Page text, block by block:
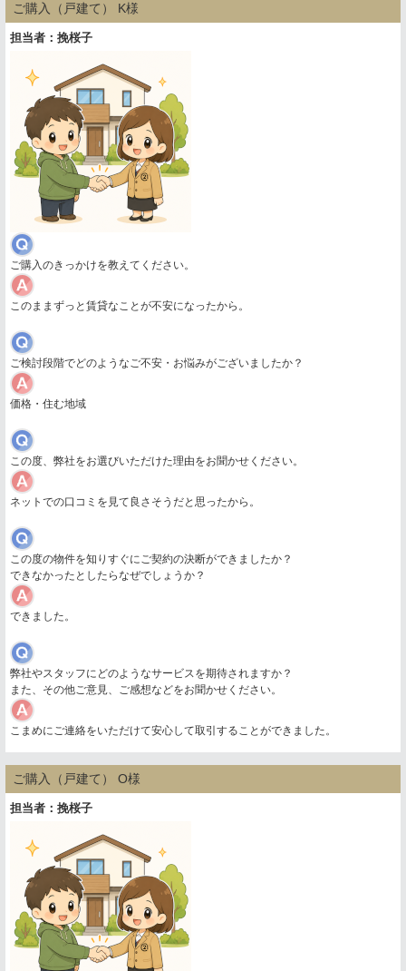
ご購入（戸建て） K様
担当者：挽桜子
ご購入のきっかけを教えてください。
このままずっと賃貸なことが不安になったから。
ご検討段階でどのようなご不安・お悩みがございましたか？
価格・住む地域
この度、弊社をお選びいただけた理由をお聞かせください。
ネットでの口コミを見て良さそうだと思ったから。
この度の物件を知りすぐにご契約の決断ができましたか？
できなかったとしたらなぜでしょうか？
できました。
弊社やスタッフにどのようなサービスを期待されますか？
また、その他ご意見、ご感想などをお聞かせください。
こまめにご連絡をいただけて安心して取引することができました。
ご購入（戸建て） O様
担当者：挽桜子